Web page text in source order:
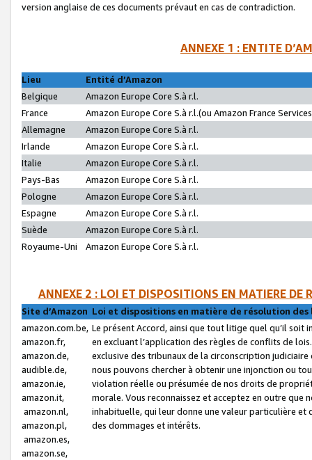
version anglaise de ces documents prévaut en cas de contradiction.
ANNEXE 1 : ENTITE
Lieu
Entité d’Amazon
Belgique
Amazon Europe Core S.à r.l.
France
Amazon Europe Core S.à r.l.(ou Amazon France
Allemagne
Amazon Europe Core S.à r.l.
Irlande
Amazon Europe Core S.à r.l.
Italie
Amazon Europe Core S.à r.l.
Pays-Bas
Amazon Europe Core S.à r.l.
Pologne
Amazon Europe Core S.à r.l.
Espagne
Amazon Europe Core S.à r.l.
Suède
Amazon Europe Core S.à r.l.
Royaume-Uni
Amazon Europe Core S.à r.l.
ANNEXE 2 : LOI ET DISPOSITIONS EN MATIERE DE
Site d’Amazon Loi et dispositions en matière de résolution
amazon.com.be,
amazon.fr,
amazon.de,
audible.de,
amazon.ie,
amazon.it,
amazon.nl,
amazon.pl,
amazon.es,
amazon.se,
Le présent Accord, ainsi que tout litige quel qu’il soit
en excluant l’application des règles de conflits de
exclusive des tribunaux de la circonscription
nous pouvons chercher à obtenir une injonction ou
violation réelle ou présumée de nos droits de
morale. Vous reconnaissez et acceptez en outre que
inhabituelle, qui leur donne une valeur particulière
des dommages et intérêts.